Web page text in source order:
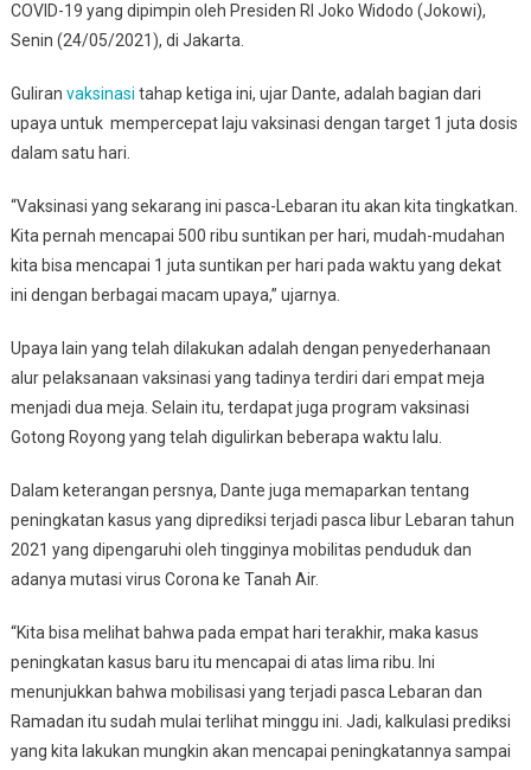
COVID-19 yang dipimpin oleh Presiden RI Joko Widodo (Jokowi),
Senin (24/05/2021), di Jakarta.
Guliran vaksinasi tahap ketiga ini, ujar Dante, adalah bagian dari
upaya untuk mempercepat laju vaksinasi dengan target 1 juta dosis
dalam satu hari.
“Vaksinasi yang sekarang ini pasca-Lebaran itu akan kita tingkatkan.
Kita pernah mencapai 500 ribu suntikan per hari, mudah-mudahan
kita bisa mencapai 1 juta suntikan per hari pada waktu yang dekat
ini dengan berbagai macam upaya,” ujarnya.
Upaya lain yang telah dilakukan adalah dengan penyederhanaan
alur pelaksanaan vaksinasi yang tadinya terdiri dari empat meja
menjadi dua meja. Selain itu, terdapat juga program vaksinasi
Gotong Royong yang telah digulirkan beberapa waktu lalu.
Dalam keterangan persnya, Dante juga memaparkan tentang
peningkatan kasus yang diprediksi terjadi pasca libur Lebaran tahun
2021 yang dipengaruhi oleh tingginya mobilitas penduduk dan
adanya mutasi virus Corona ke Tanah Air.
“Kita bisa melihat bahwa pada empat hari terakhir, maka kasus
peningkatan kasus baru itu mencapai di atas lima ribu. Ini
menunjukkan bahwa mobilisasi yang terjadi pasca Lebaran dan
Ramadan itu sudah mulai terlihat minggu ini. Jadi, kalkulasi prediksi
yang kita lakukan mungkin akan mencapai peningkatannya sampai